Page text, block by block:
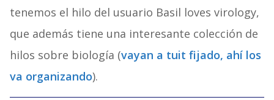
tenemos el hilo del usuario Basil loves virology,
que además tiene una interesante colección de
hilos sobre biología (vayan a tuit fijado, ahí los
va organizando).